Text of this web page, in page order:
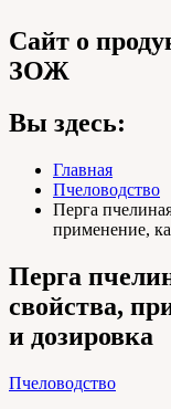
Сайт о
ЗОЖ
Вы здесь:
Главная
Пчеловодство
Перга
применение,
Перга
свойства,
и дозировка
Пчеловодство